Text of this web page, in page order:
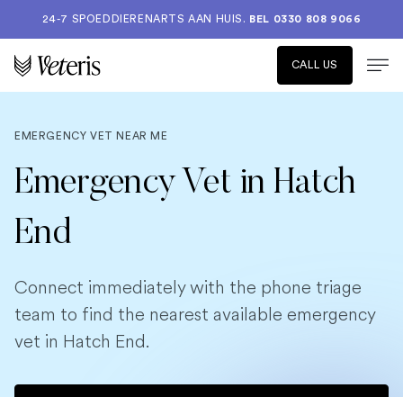
24-7 SPOEDDIERENARTS AAN HUIS. BEL 0330 808 9066
CALL US
EMERGENCY VET NEAR ME
Emergency Vet in Hatch
End
Connect immediately with the phone triage
team to find the nearest available emergency
vet in Hatch End.